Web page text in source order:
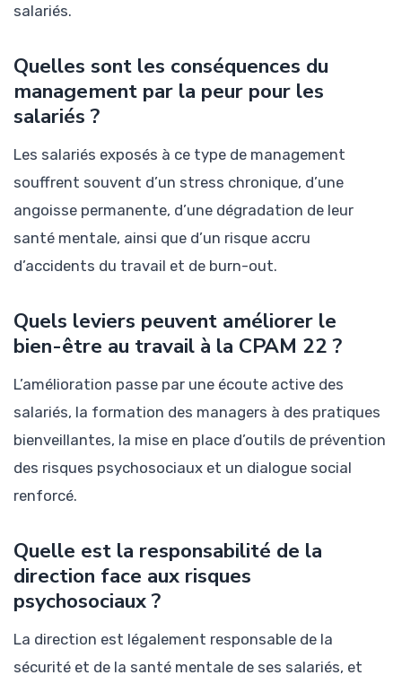
salariés.
Quelles sont les conséquences du
management par la peur pour les
salariés ?
Les salariés exposés à ce type de management
souffrent souvent d’un stress chronique, d’une
angoisse permanente, d’une dégradation de leur
santé mentale, ainsi que d’un risque accru
d’accidents du travail et de burn-out.
Quels leviers peuvent améliorer le
bien-être au travail à la CPAM 22 ?
L’amélioration passe par une écoute active des
salariés, la formation des managers à des pratiques
bienveillantes, la mise en place d’outils de prévention
des risques psychosociaux et un dialogue social
renforcé.
Quelle est la responsabilité de la
direction face aux risques
psychosociaux ?
La direction est légalement responsable de la
sécurité et de la santé mentale de ses salariés, et